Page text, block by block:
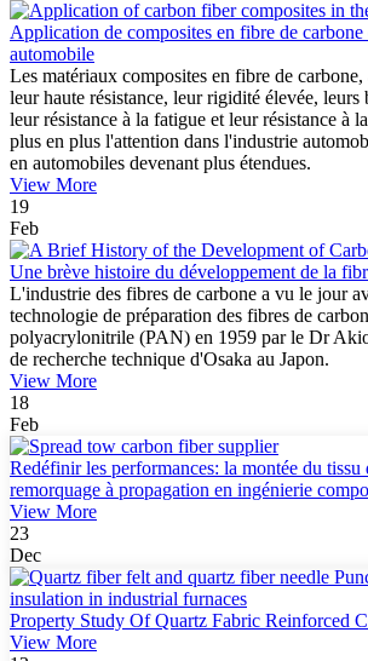
Application de composites en fibre de
automobile
Les matériaux composites en fibre de
leur haute résistance, leur rigidité élevée, leurs
leur résistance à la fatigue et leur résistance à
plus en plus l'attention dans l'industrie
en automobiles devenant plus étendues.
View More
19
Feb
Une brève histoire du développement de la
L'industrie des fibres de carbone a vu le jour
technologie de préparation des fibres de
polyacrylonitrile (PAN) en 1959 par le Dr
de recherche technique d'Osaka au Japon.
View More
18
Feb
Redéfinir les performances: la montée du tissu
remorquage à propagation en ingénierie
View More
23
Dec
Property Study Of Quartz Fabric Reinforced
View More